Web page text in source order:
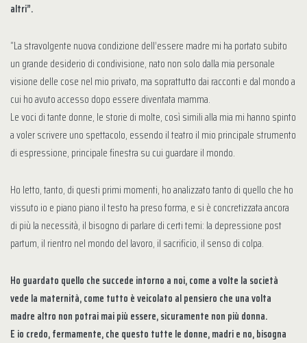
altri”.
“La stravolgente nuova condizione dell’essere madre mi ha portato subito
un grande desiderio di condivisione, nato non solo dalla mia personale
visione delle cose nel mio privato, ma soprattutto dai racconti e dal mondo a
cui ho avuto accesso dopo essere diventata mamma.
Le voci di tante donne, le storie di molte, così simili alla mia mi hanno spinto
a voler scrivere uno spettacolo, essendo il teatro il mio principale strumento
di espressione, principale finestra su cui guardare il mondo.
Ho letto, tanto, di questi primi momenti, ho analizzato tanto di quello che ho
vissuto io e piano piano il testo ha preso forma, e si è concretizzata ancora
di più la necessità, il bisogno di parlare di certi temi: la depressione post
partum, il rientro nel mondo del lavoro, il sacrificio, il senso di colpa.
Ho guardato quello che succede intorno a noi, come a volte la società
vede la maternità, come tutto è veicolato al pensiero che una volta
madre altro non potrai mai più essere, sicuramente non più donna.
E io credo, fermamente, che questo tutte le donne, madri e no, bisogna